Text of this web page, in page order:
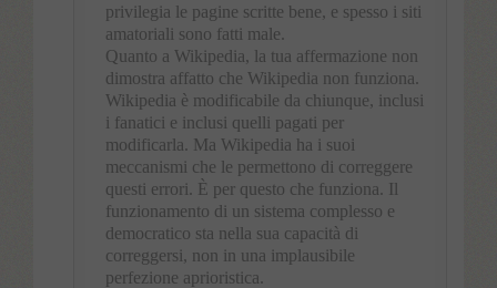
privilegia le pagine scritte bene, e spesso i siti
amatoriali sono fatti male.
Quanto a Wikipedia, la tua affermazione non
dimostra affatto che Wikipedia non funziona.
Wikipedia è modificabile da chiunque, inclusi
i fanatici e inclusi quelli pagati per
modificarla. Ma Wikipedia ha i suoi
meccanismi che le permettono di correggere
questi errori. È per questo che funziona. Il
funzionamento di un sistema complesso e
democratico sta nella sua capacità di
correggersi, non in una implausibile
perfezione aprioristica.